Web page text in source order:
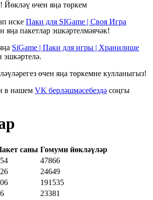
Йөкләү өчен яңа төркем
иске Паки для SIGame | Своя Игра
яңа пакетлар эшкәртелмәячәк!
SiGame | Паки для игры | Хранилище
эшкәртелә.
өчен яңа төркемне кулланыгыз!
в нашем VK берләшмәсебездә соңгы
саны Гомуми йөкләүләр
47866
24649
191535
23381